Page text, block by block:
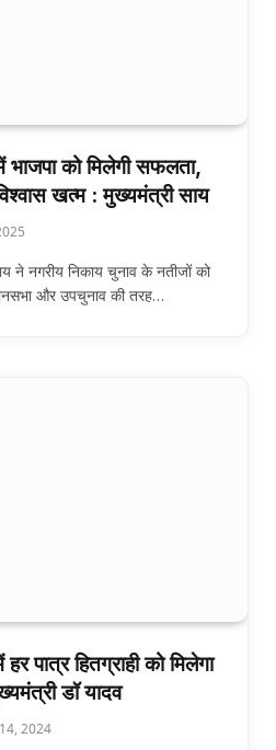
भाजपा को म‍िलेगी सफलता,
खत्‍म : मुख्यमंत्री साय
ने नगरीय निकाय चुनाव के नतीजों को
और उपचुनाव की तरह…
पात्र हितग्राही को मिलेगा
डॉ यादव
2024